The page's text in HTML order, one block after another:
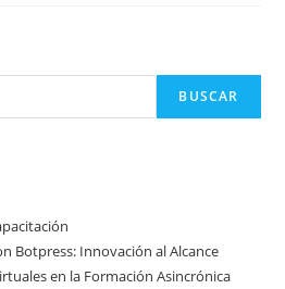
BUSCAR
Botpress: Innovación al Alcance
en la Formación Asincrónica